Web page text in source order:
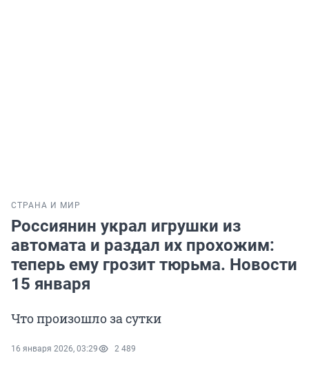
СТРАНА И МИР
Россиянин украл игрушки из
автомата и раздал их прохожим:
теперь ему грозит тюрьма. Новости
15 января
Что произошло за сутки
16 января 2026, 03:29 2 489